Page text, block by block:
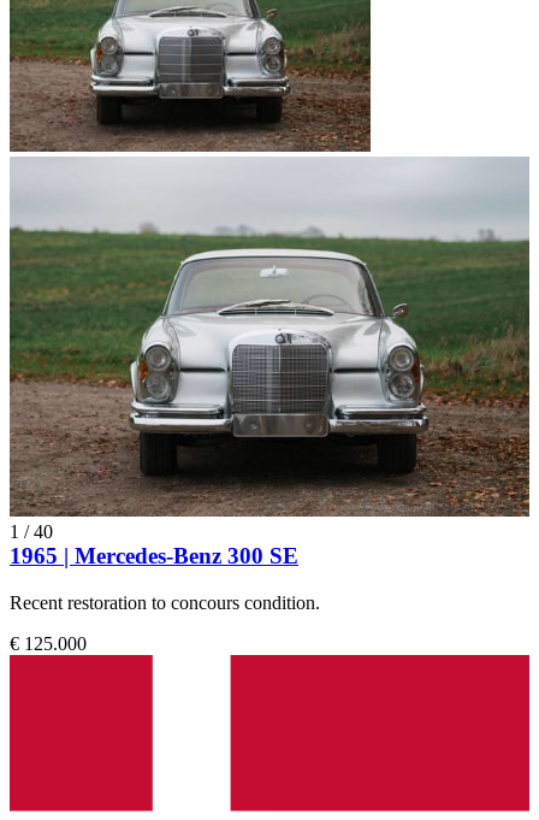
1 /40
1965 | Mercedes-Benz 300 SE
Recent restoration to concours condition.
€ 125.000